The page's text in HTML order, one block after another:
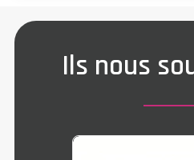
Ils nous